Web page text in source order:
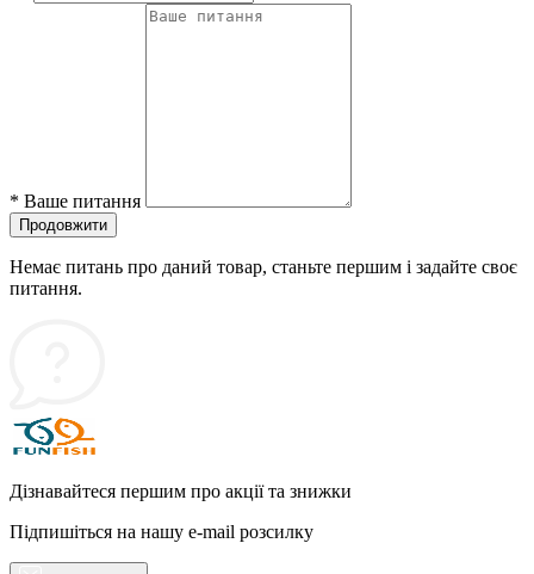
* Ваше питання
Продовжити
Немає питань про даний товар, станьте першим і задайте своє
питання.
Дізнавайтеся першим про акції та знижки
Підпишіться на нашу e-mail розсилку